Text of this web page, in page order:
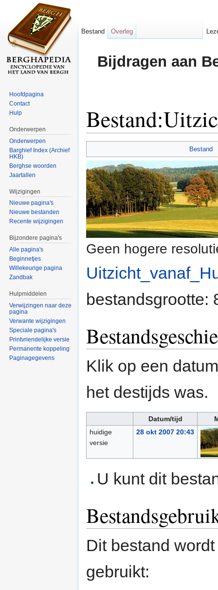
Bijdragen aan
Bestand
Geen hogere
bestandsgrootte:
Klik op een
het destijds was.
Datum/tijd
huidige
versie
28 okt 2007 20:43
U kunt dit
Dit bestand
gebruikt:
Bestand Overleg
Hoofdpagina
Contact
Hulp
Onderwerpen
Onderwerpen
Barghief Index (Archief
HKB)
Berghse woorden
Jaartallen
Wijzigingen
Nieuwe pagina's
Nieuwe bestanden
Recente wijzigingen
Bijzondere pagina's
Alle pagina's
Beginnetjes
Willekeurige pagina
Zandbak
Hulpmiddelen
Verwijzingen naar deze
pagina
Verwante wijzigingen
Speciale pagina's
Printvriendelijke versie
Permanente koppeling
Paginagegevens